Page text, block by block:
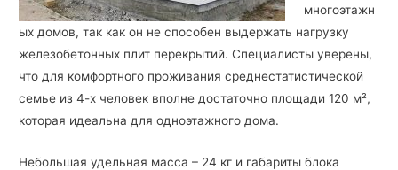
многоэтажн
ых домов, так как он не способен выдержать нагрузку
железобетонных плит перекрытий. Специалисты уверены,
что для комфортного проживания среднестатистической
семье из 4-х человек вполне достаточно площади 120 м²,
которая идеальна для одноэтажного дома.
Небольшая удельная масса – 24 кг и габариты блока